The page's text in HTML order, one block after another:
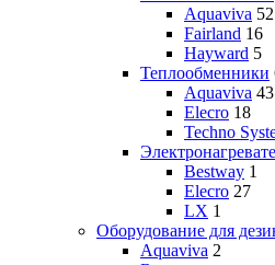
Aquaviva 52
Fairland 16
Hayward 5
Теплообменники
Aquaviva 43
Elecro 18
Techno
Bestway 1
Elecro 27
LX 1
Оборудование для
Aquaviva 2